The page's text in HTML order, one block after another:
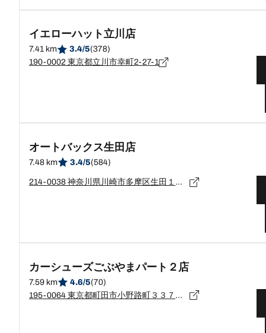
イエローハット立川店
7.41 km 3.4/5(378)
190-0002 東京都立川市幸町2-27-1
オートバックス生田店
7.48 km 3.4/5(584)
214-0038 神奈川県川崎市多摩区生田１丁目５番８号
カーシューズごぶやまパート２店
7.59 km 4.6/5(70)
195-0064 東京都町田市小野路町３３７４－１